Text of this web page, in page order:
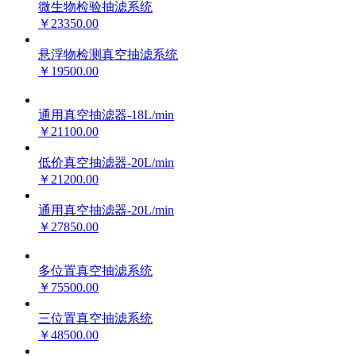
微生物检验抽滤系统
￥23350.00
悬浮物检测真空抽滤系统
￥19500.00
通用真空抽滤器-18L/min
￥21100.00
低价真空抽滤器-20L/min
￥21200.00
通用真空抽滤器-20L/min
￥27850.00
多位置真空抽滤系统
￥75500.00
三位置真空抽滤系统
￥48500.00